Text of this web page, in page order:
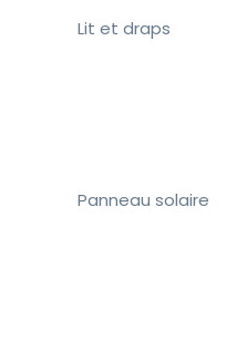
Lit et draps
Panneau solaire